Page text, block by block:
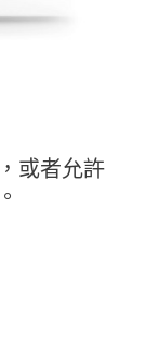
或者允許